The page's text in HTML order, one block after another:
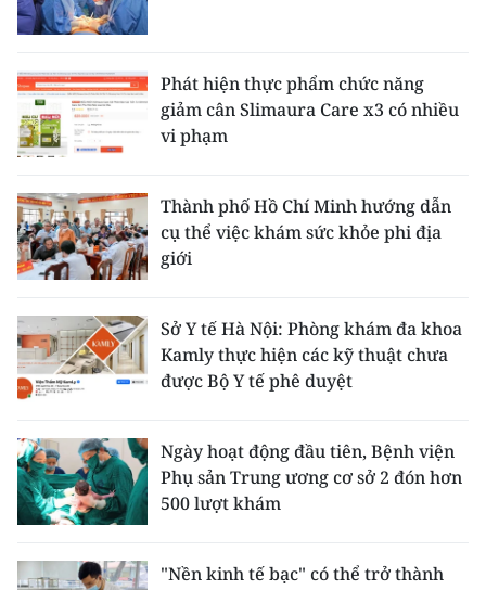
Phát hiện thực phẩm chức năng
giảm cân Slimaura Care x3 có nhiều
vi phạm
Thành phố Hồ Chí Minh hướng dẫn
cụ thể việc khám sức khỏe phi địa
giới
Sở Y tế Hà Nội: Phòng khám đa khoa
Kamly thực hiện các kỹ thuật chưa
được Bộ Y tế phê duyệt
Ngày hoạt động đầu tiên, Bệnh viện
Phụ sản Trung ương cơ sở 2 đón hơn
500 lượt khám
"Nền kinh tế bạc" có thể trở thành